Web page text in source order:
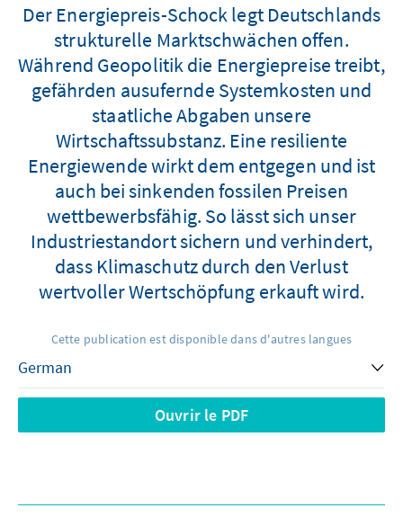
Der Energiepreis-Schock legt Deutschlands
strukturelle Marktschwächen offen.
Während Geopolitik die Energiepreise treibt,
gefährden ausufernde Systemkosten und
staatliche Abgaben unsere
Wirtschaftssubstanz. Eine resiliente
Energiewende wirkt dem entgegen und ist
auch bei sinkenden fossilen Preisen
wettbewerbsfähig. So lässt sich unser
Industriestandort sichern und verhindert,
dass Klimaschutz durch den Verlust
wertvoller Wertschöpfung erkauft wird.
Cette publication est disponible dans d'autres langues
Ouvrir le PDF